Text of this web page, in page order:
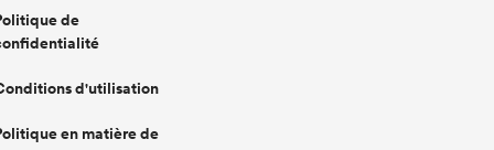
de
d'utilisation
en matière de